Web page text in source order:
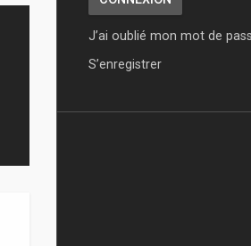
J’ai oublié mon mot de
S’enregistrer